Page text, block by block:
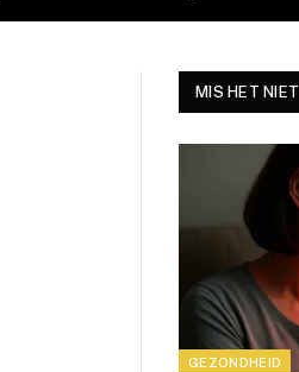
MIS HET NIET
GEZONDHEID